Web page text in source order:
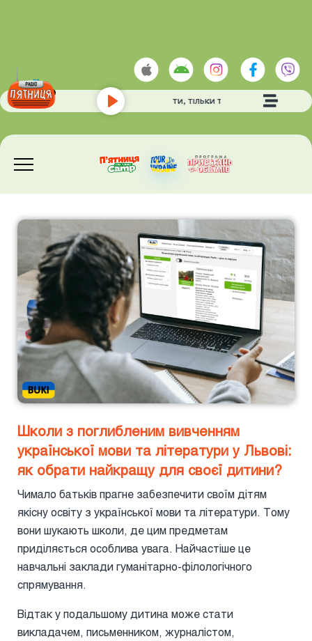
Play
БОССО АРТУР - ТИ, ТІЛЬКИ ТИ
Школи з поглибленим вивченням
української мови та літератури у Львові:
як обрати найкращу для своєї дитини?
Чимало батьків прагне забезпечити своїм дітям
якісну освіту з української мови та літератури. Тому
вони шукають школи, де цим предметам
приділяється особлива увага. Найчастіше це
навчальні заклади гуманітарно-філологічного
спрямування.
Відтак у подальшому дитина може стати
викладачем, письменником, журналістом,